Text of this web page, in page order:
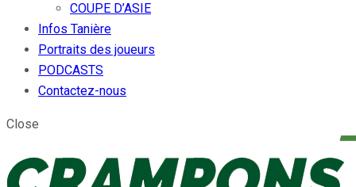
COUPE D’ASIE
Infos Tanière
Portraits des joueurs
PODCASTS
Contactez-nous
Close